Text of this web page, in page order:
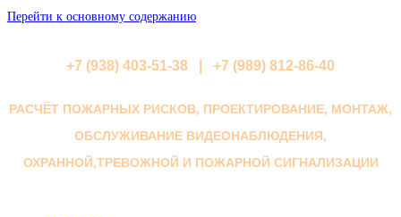
Перейти к основному содержанию
+7 (938) 403-51-38 | +7 (989) 812-86-40
РАСЧЁТ ПОЖАРНЫХ РИСКОВ, ПРОЕКТИРОВАНИЕ, МОНТАЖ,
ОБСЛУЖИВАНИЕ ВИДЕОНАБЛЮДЕНИЯ,
ОХРАННОЙ,ТРЕВОЖНОЙ И ПОЖАРНОЙ СИГНАЛИЗАЦИИ